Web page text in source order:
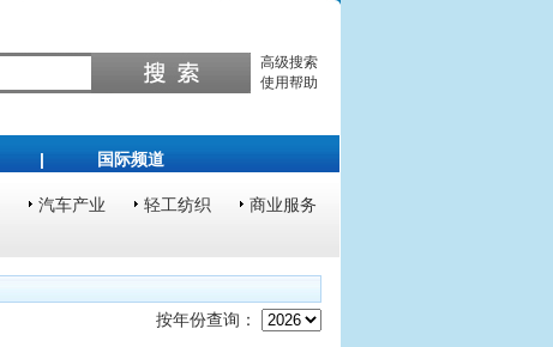
高级搜索
使用帮助
| 国际频道
汽车产业 轻工纺织
商业服务
按年份查询：